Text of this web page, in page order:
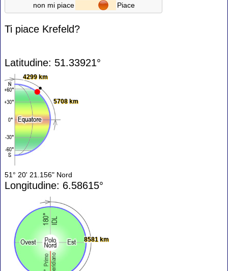
non mi piace
Piace
Ti piace Krefeld?
Latitudine: 51.33921°
4299 km
5708 km
51° 20' 21.156" Nord
Longitudine: 6.58615°
8581 km